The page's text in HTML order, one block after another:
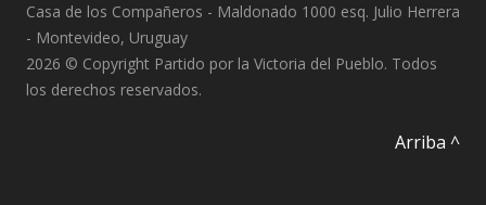
Casa de los Compañeros - Maldonado 1000 esq. Julio Herrera
- Montevideo, Uruguay
2026 © Copyright Partido por la Victoria del Pueblo. Todos
los derechos reservados.
Arriba ^